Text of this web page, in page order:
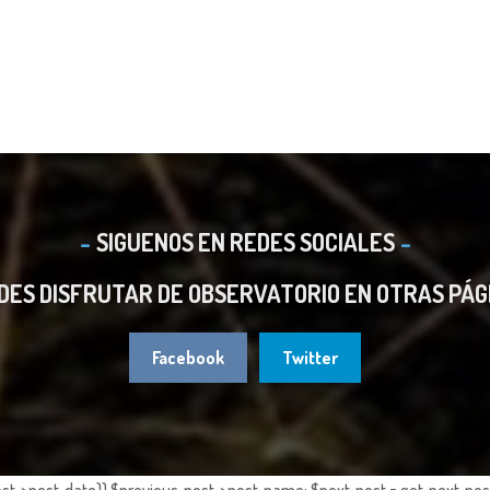
SIGUENOS EN REDES SOCIALES
DISFRUTAR DE OBSERVATORIO EN OTRAS
Facebook Twitter